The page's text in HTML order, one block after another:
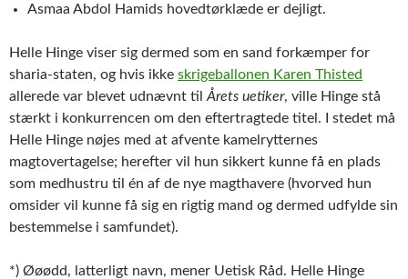
Asmaa Abdol Hamids hovedtørklæde er dejligt.
Helle Hinge viser sig dermed som en sand forkæmper for
sharia-staten, og hvis ikke skrigeballonen Karen Thisted
allerede var blevet udnævnt til Årets uetiker, ville Hinge stå
stærkt i konkurrencen om den eftertragtede titel. I stedet må
Helle Hinge nøjes med at afvente kamelrytternes
magtovertagelse; herefter vil hun sikkert kunne få en plads
som medhustru til én af de nye magthavere (hvorved hun
omsider vil kunne få sig en rigtig mand og dermed udfylde sin
bestemmelse i samfundet).
*) Øøødd, latterligt navn, mener Uetisk Råd. Helle Hinge